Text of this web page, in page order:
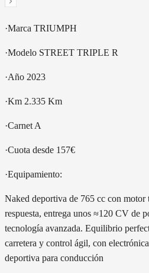
·Marca TRIUMPH
·Modelo STREET TRIPLE R
·Año 2023
·Km 2.335 Km
·Carnet A
·Cuota desde 157€
·Equipamiento:
Naked deportiva de 765 cc con
respuesta, entrega unos ≈120 CV de
tecnología avanzada. Equilibrio
carretera y control ágil, con
deportiva para conducción